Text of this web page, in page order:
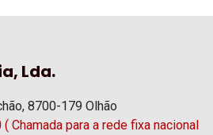
Lda.
8700-179 Olhão
Chamada para a rede fixa nacional